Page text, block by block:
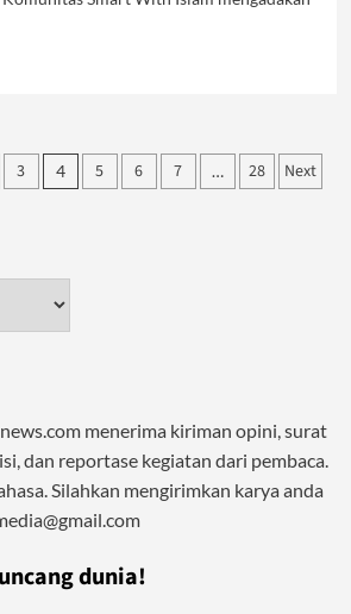
3 4 5 6 7 … 28 Next
menerima kiriman opini, surat
dan reportase kegiatan dari pembaca.
Silahkan mengirimkan karya anda
dunia!